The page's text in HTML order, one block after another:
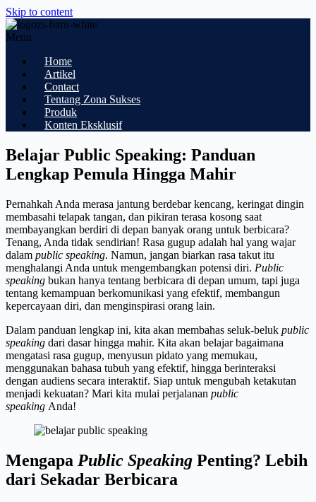
Skip to content
Menu
Home
Artikel
Contact
Tentang Zona Sukses
Produk
Konten Eksklusif
Belajar Public Speaking: Panduan
Lengkap Pemula Hingga Mahir
Pernahkah Anda merasa jantung berdebar kencang, keringat dingin
membasahi telapak tangan, dan pikiran terasa kosong saat
membayangkan berdiri di depan banyak orang untuk berbicara?
Tenang, Anda tidak sendirian! Rasa gugup adalah hal yang wajar
dalam public speaking. Namun, jangan biarkan rasa takut itu
menghalangi Anda untuk mengembangkan potensi diri. Public
speaking bukan hanya tentang berbicara di depan umum, tapi juga
tentang kemampuan berkomunikasi yang efektif, membangun
kepercayaan diri, dan menginspirasi orang lain.
Dalam panduan lengkap ini, kita akan membahas seluk-beluk public
speaking dari dasar hingga mahir. Kita akan belajar bagaimana
mengatasi rasa gugup, menyusun pidato yang memukau,
menggunakan bahasa tubuh yang efektif, hingga berinteraksi
dengan audiens secara interaktif. Siap untuk mengubah ketakutan
menjadi kekuatan? Mari kita mulai perjalanan public
speaking Anda!
Mengapa Public Speaking Penting? Lebih
dari Sekadar Berbicara